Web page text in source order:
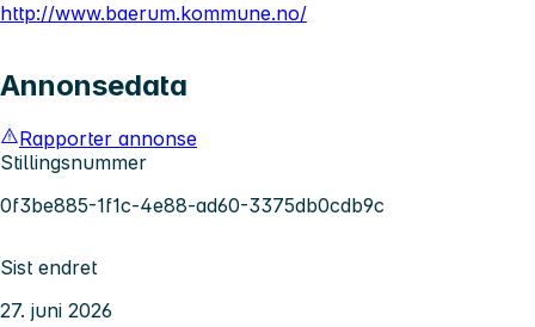
http://www.baerum.kommune.no/
Annonsedata
Rapporter annonse
Stillingsnummer
0f3be885-1f1c-4e88-ad60-3375db0cdb9c
Sist endret
27. juni 2026